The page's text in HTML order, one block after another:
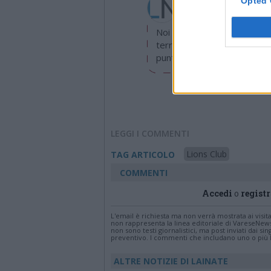
Noi della redazione di
territorio e cerchiamo di
puntuale.
LEGGI I COMMENTI
TAG ARTICOLO
Lions Club
COMMENTI
Accedi o
L'email è richiesta ma non verrà mostrata ai
non rappresenta la linea editoriale di
non sono testi giornalistici, ma post inviati dai
preventivo. I commenti che includano uno o
ALTRE NOTIZIE DI LAINATE